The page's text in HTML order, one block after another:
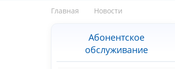
Главная Новости
Абонентское
обслуживание